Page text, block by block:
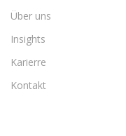
Über uns
Insights
Karierre
Kontakt